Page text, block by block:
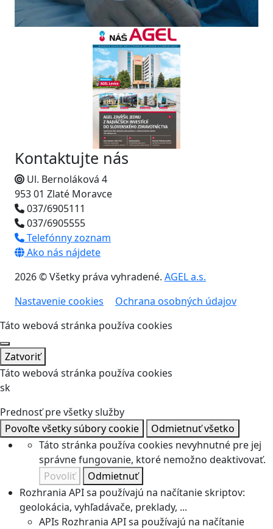
Kontaktujte nás
Ul. Bernoláková 4
953 01 Zlaté Moravce
037/6905111
037/6905555
Telefónny zoznam
Ako nás nájdete
2026 © Všetky práva vyhradené. AGEL a.s.
Nastavenie cookies
Ochrana osobných údajov
Táto webová stránka používa cookies
Zatvoriť
Táto webová stránka používa cookies
sk
Prednosť pre všetky služby
Povoľte všetky súbory cookie
Odmietnuť všetko
Táto stránka používa cookies nevyhnutné pre jej
správne fungovanie, ktoré nemožno deaktivovať.
Povoliť
Odmietnuť
Rozhrania API sa používajú na načítanie skriptov:
geolokácia, vyhľadávače, preklady, ...
APIs Rozhrania API sa používajú na načítanie